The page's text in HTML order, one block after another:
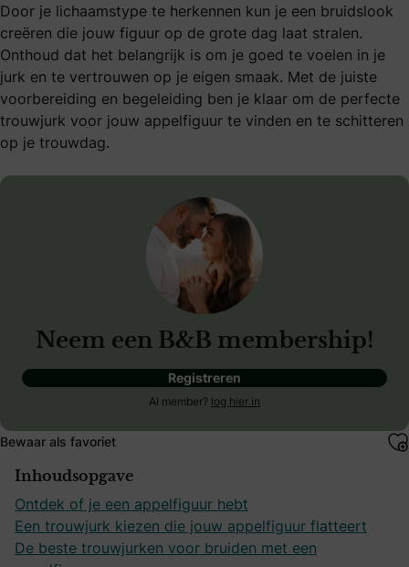
Door je lichaamstype te herkennen kun je een bruidslook
creëren die jouw figuur op de grote dag laat stralen.
Onthoud dat het belangrijk is om je goed te voelen in je
jurk en te vertrouwen op je eigen smaak. Met de juiste
voorbereiding en begeleiding ben je klaar om de perfecte
trouwjurk voor jouw appelfiguur te vinden en te schitteren
op je trouwdag.
Neem een B&B membership!
Registreren
Al member? log hier in
Bewaar als favoriet
Inhoudsopgave
Ontdek of je een appelfiguur hebt
Een trouwjurk kiezen die jouw appelfiguur flatteert
De beste trouwjurken voor bruiden met een